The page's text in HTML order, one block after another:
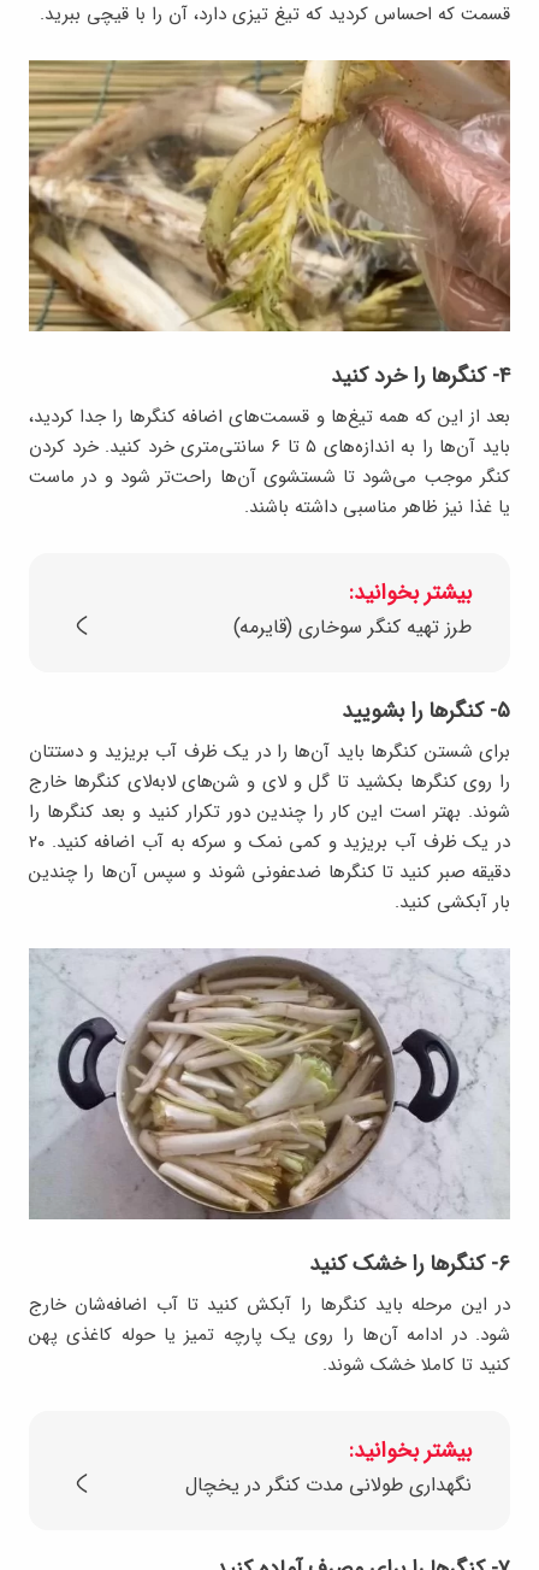
قسمت که احساس کردید که تیغ تیزی دارد، آن را با قیچی ببرید.
۴- کنگرها را خرد کنید
بعد از این که همه تیغ‌ها و قسمت‌های اضافه کنگرها را جدا کردید،
باید آن‌ها را به اندازه‌های ۵ تا ۶ سانتی‌متری خرد کنید. خرد کردن
کنگر موجب می‌شود تا شستشوی آن‌ها راحت‌تر شود و در ماست
یا غذا نیز ظاهر مناسبی داشته باشند.
بیشتر بخوانید:
طرز تهیه کنگر سوخاری (قایرمه)
۵- کنگرها را بشویید
برای شستن کنگرها باید آن‌ها را در یک ظرف آب بریزید و دستتان
را روی کنگرها بکشید تا گل و لای و شن‌های لابه‌لای کنگرها خارج
شوند. بهتر است این کار را چندین دور تکرار کنید و بعد کنگرها را
در یک ظرف آب بریزید و کمی نمک و سرکه به آب اضافه کنید. ۲۰
دقیقه صبر کنید تا کنگرها ضدعفونی شوند و سپس آن‌ها را چندین
بار آبکشی کنید.
۶- کنگرها را خشک کنید
در این مرحله باید کنگرها را آبکش کنید تا آب اضافه‌شان خارج
شود. در ادامه آن‌ها را روی یک پارچه تمیز یا حوله کاغذی پهن
کنید تا کاملا خشک شوند.
بیشتر بخوانید:
نگهداری طولانی مدت کنگر در یخچال